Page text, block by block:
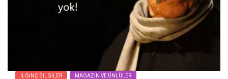
İLGINÇ BILGILER MAGAZIN VE ÜNLÜLER